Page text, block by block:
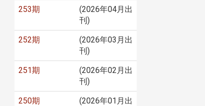
253期
(2026年04月出
刊)
252期
(2026年03月出
刊)
251期
(2026年02月出
刊)
250期
(2026年01月出